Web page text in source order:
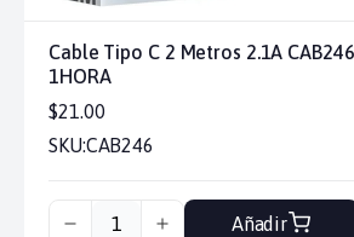
Cable Tipo C 2 Metros 2.1A CAB246
1HORA
$21.00
SKU:CAB246
Añadir